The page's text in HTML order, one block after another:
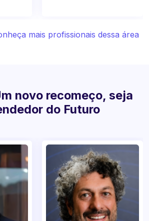
mais profissionais dessa área
novo recomeço, seja
do Futuro